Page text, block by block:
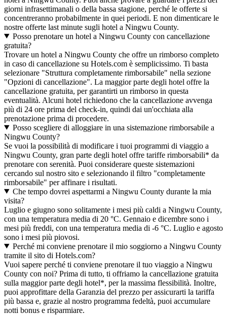
giorni infrasettimanali o della bassa stagione, perché le offerte si
concentreranno probabilmente in quei periodi. E non dimenticare le
nostre offerte last minute sugli hotel a Ningwu County.
Posso prenotare un hotel a Ningwu County con cancellazione
gratuita?
Trovare un hotel a Ningwu County che offre un rimborso completo
in caso di cancellazione su Hotels.com è semplicissimo. Ti basta
selezionare "Struttura completamente rimborsabile" nella sezione
"Opzioni di cancellazione". La maggior parte degli hotel offre la
cancellazione gratuita, per garantirti un rimborso in questa
eventualità. Alcuni hotel richiedono che la cancellazione avvenga
più di 24 ore prima del check-in, quindi dai un'occhiata alla
prenotazione prima di procedere.
Posso scegliere di alloggiare in una sistemazione rimborsabile a
Ningwu County?
Se vuoi la possibilità di modificare i tuoi programmi di viaggio a
Ningwu County, gran parte degli hotel offre tariffe rimborsabili* da
prenotare con serenità. Puoi considerare queste sistemazioni
cercando sul nostro sito e selezionando il filtro "completamente
rimborsabile" per affinare i risultati.
Che tempo dovrei aspettarmi a Ningwu County durante la mia
visita?
Luglio e giugno sono solitamente i mesi più caldi a Ningwu County,
con una temperatura media di 20 °C. Gennaio e dicembre sono i
mesi più freddi, con una temperatura media di -6 °C. Luglio e agosto
sono i mesi più piovosi.
Perché mi conviene prenotare il mio soggiorno a Ningwu County
tramite il sito di Hotels.com?
Vuoi sapere perché ti conviene prenotare il tuo viaggio a Ningwu
County con noi? Prima di tutto, ti offriamo la cancellazione gratuita
sulla maggior parte degli hotel*, per la massima flessibilità. Inoltre,
puoi approfittare della Garanzia del prezzo per assicurarti la tariffa
più bassa e, grazie al nostro programma fedeltà, puoi accumulare
notti bonus e risparmiare.